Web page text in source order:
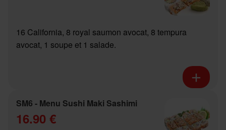
16 California, 8 royal saumon avocat, 8 tempura
avocat, 1 soupe et 1 salade.
SM6 - Menu Sushi Maki Sashimi
16.90 €